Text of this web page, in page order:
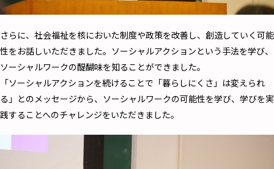
さらに、社会福祉を核においた制度や政策を改善し、創造していく可能
性をお話しいただきました。ソーシャルアクションという手法を学び、
ソーシャルワークの醍醐味を知ることができました。
「ソーシャルアクションを続けることで「暮らしにくさ」は変えられ
る」とのメッセージから、ソーシャルワークの可能性を学び、学びを実
践することへのチャレンジをいただきました。